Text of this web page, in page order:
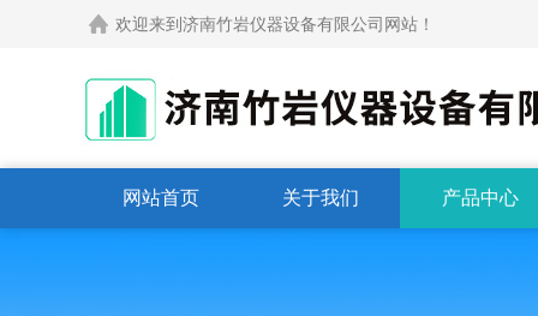
欢迎来到济南竹岩仪器设备有限公司网站！
网站首页 关于我们 产品中心